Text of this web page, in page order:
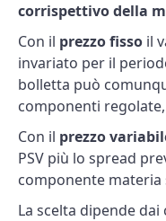
corrispettivo della
Con il prezzo fisso il
invariato per il
bolletta può
componenti
Con il prezzo
PSV più lo spread
componente materia
La scelta dipende